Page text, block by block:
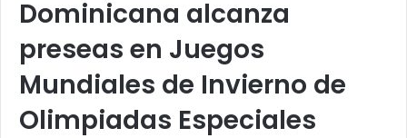
Dominicana alcanza
preseas en Juegos
Mundiales de Invierno de
Olimpiadas Especiales